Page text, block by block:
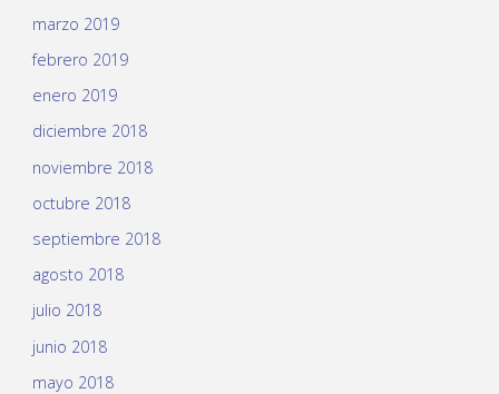
marzo 2019
febrero 2019
enero 2019
diciembre 2018
noviembre 2018
octubre 2018
septiembre 2018
agosto 2018
julio 2018
junio 2018
mayo 2018